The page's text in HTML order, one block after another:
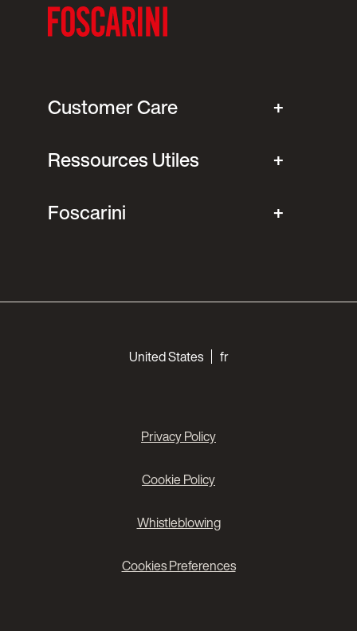
Customer Care
Ressources Utiles
Foscarini
United States fr
Privacy Policy
Cookie Policy
Whistleblowing
Cookies Preferences